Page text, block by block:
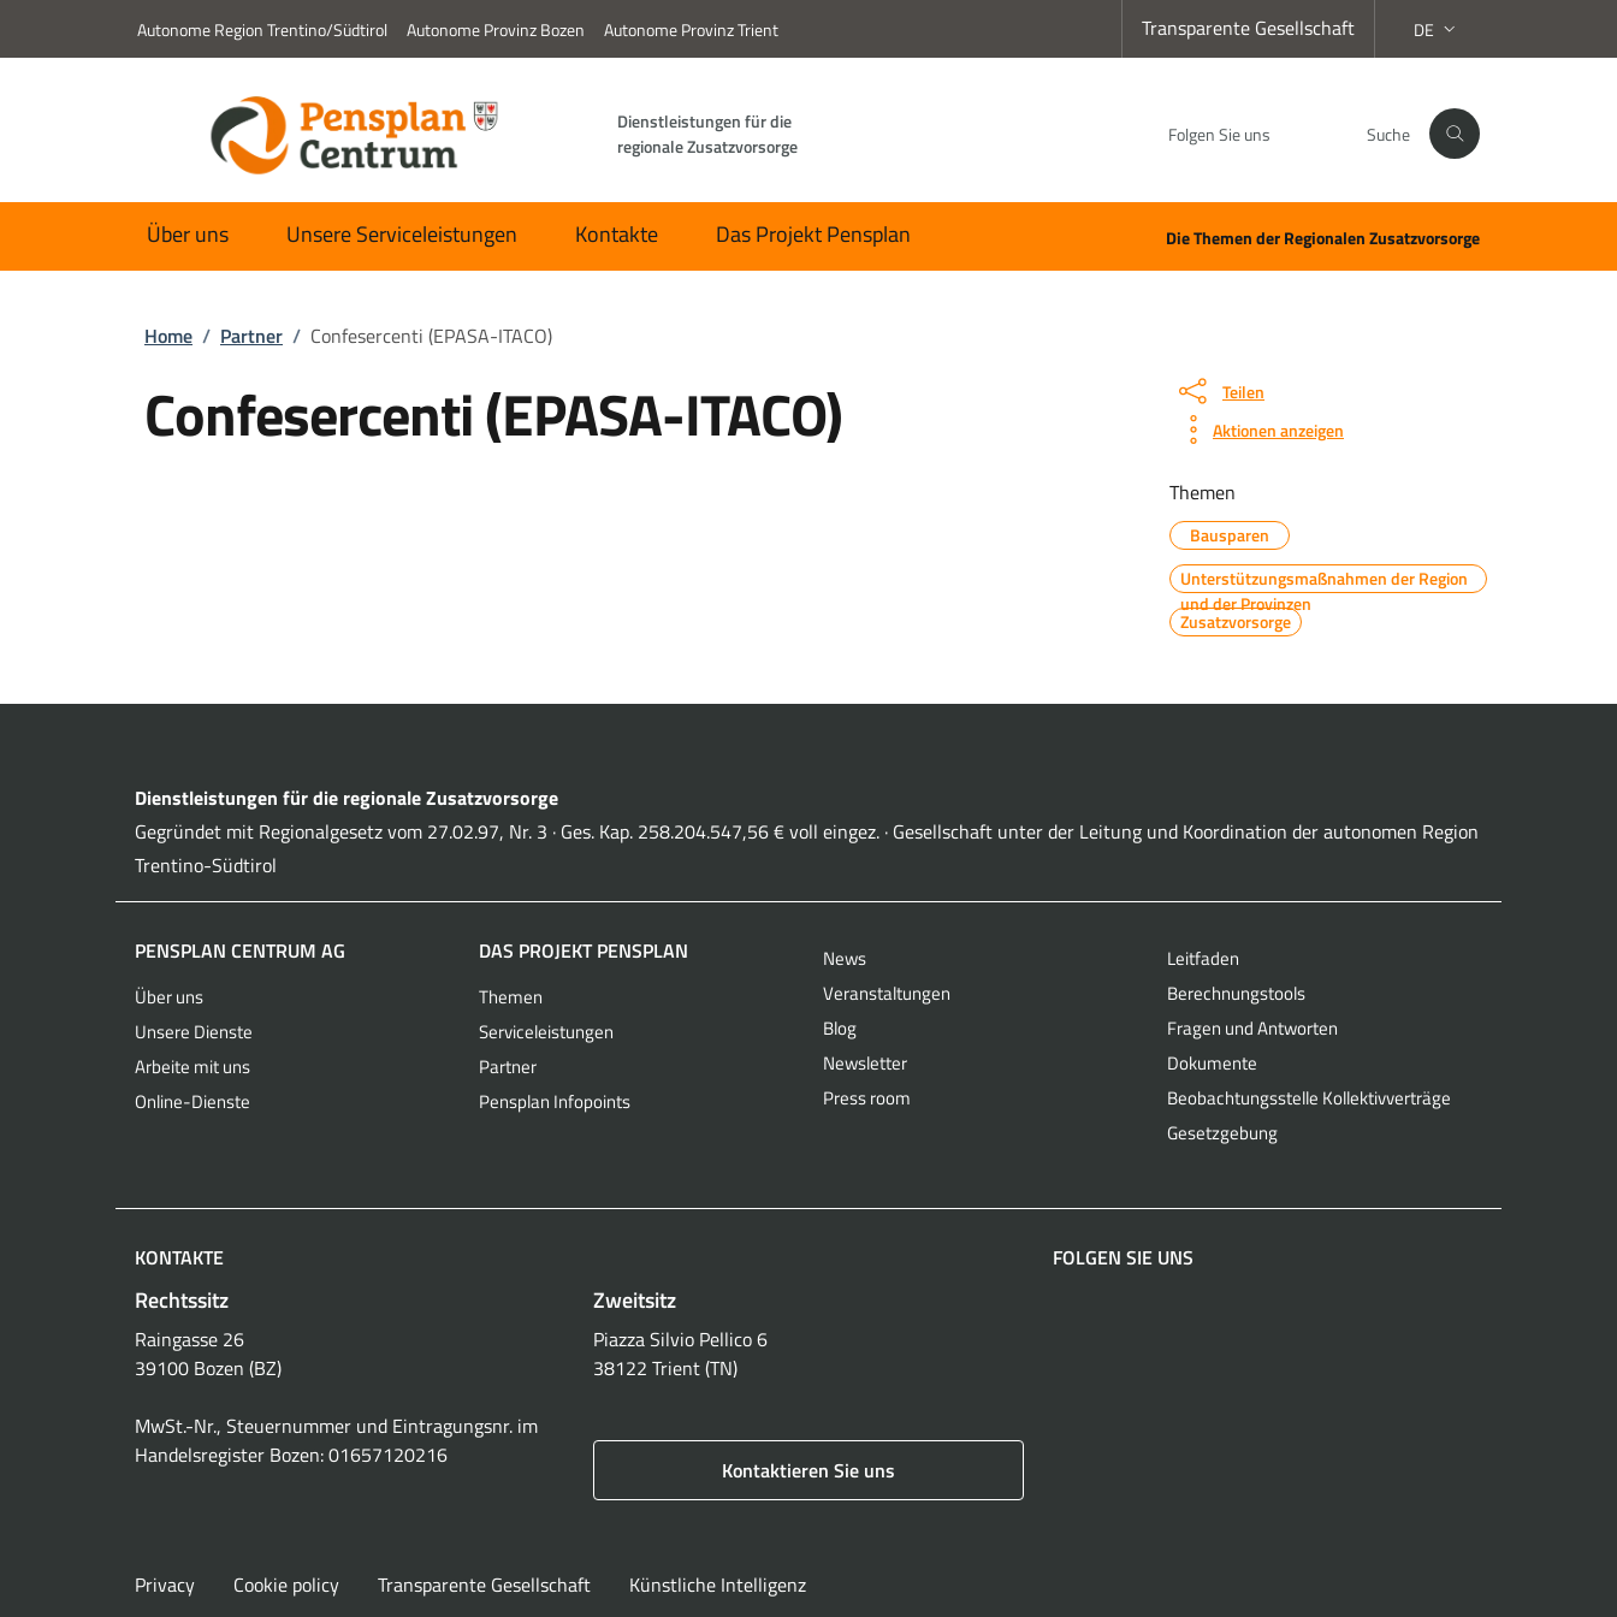
Autonome Region Trentino/Südtirol Autonome Provinz Bozen Autonome Provinz Trient Transparente Gesellschaft SPRACHAUSWAHL:
DE
Dienstleistungen für die
regionale Zusatzvorsorge
Folgen Sie uns Suche
Über uns Unsere Serviceleistungen Kontakte Das Projekt Pensplan Die Themen der Regionalen Zusatzvorsorge
Home / Partner / Confesercenti (EPASA-ITACO)
Confesercenti (EPASA-ITACO)
Teilen
Aktionen anzeigen
Themen
Bausparen
Unterstützungsmaßnahmen der Region
und der Provinzen
Zusatzvorsorge
Dienstleistungen für die regionale Zusatzvorsorge
Gegründet mit Regionalgesetz vom 27.02.97, Nr. 3 · Ges. Kap. 258.204.547,56 € voll eingez. · Gesellschaft unter der Leitung und Koordination der autonomen Region
Trentino-Südtirol
PENSPLAN CENTRUM AG
Über uns
Unsere Dienste
Arbeite mit uns
Online-Dienste
DAS PROJEKT PENSPLAN
Themen
Serviceleistungen
Partner
Pensplan Infopoints
News
Veranstaltungen
Blog
Newsletter
Press room
Leitfaden
Berechnungstools
Fragen und Antworten
Dokumente
Beobachtungsstelle Kollektivverträge
Gesetzgebung
KONTAKTE
Rechtssitz
Raingasse 26
39100 Bozen (BZ)
MwSt.-Nr., Steuernummer und Eintragungsnr. im
Handelsregister Bozen: 01657120216
Zweitsitz
Piazza Silvio Pellico 6
38122 Trient (TN)
Kontaktieren Sie uns
FOLGEN SIE UNS
Privacy Cookie policy Transparente Gesellschaft Künstliche Intelligenz